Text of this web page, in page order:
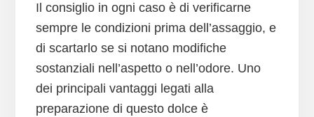
Il consiglio in ogni caso è di verificarne
sempre le condizioni prima dell’assaggio, e
di scartarlo se si notano modifiche
sostanziali nell’aspetto o nell’odore. Uno
dei principali vantaggi legati alla
preparazione di questo dolce è